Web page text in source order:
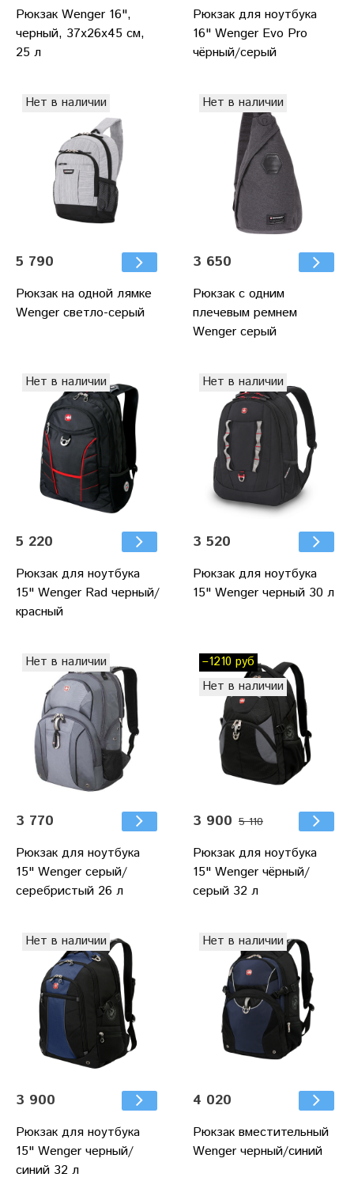
Рюкзак Wenger 16",
черный, 37x26x45 см,
25 л
Рюкзак для ноутбука
16" Wenger Evo Pro
чёрный/серый
Нет в наличии
5 790
Рюкзак на одной лямке
Wenger светло-серый
Нет в наличии
3 650
Рюкзак с одним
плечевым ремнем
Wenger cерый
Нет в наличии
5 220
Рюкзак для ноутбука
15" Wenger Rad черный/
красный
Нет в наличии
3 520
Рюкзак для ноутбука
15" Wenger черный 30 л
Нет в наличии
3 770
Рюкзак для ноутбука
15" Wenger серый/
серебристый 26 л
–1210 руб
Нет в наличии
3 900 5 110
Рюкзак для ноутбука
15" Wenger чёрный/
серый 32 л
Нет в наличии
3 900
Рюкзак для ноутбука
15" Wenger черный/
синий 32 л
Нет в наличии
4 020
Рюкзак вместительный
Wenger черный/синий